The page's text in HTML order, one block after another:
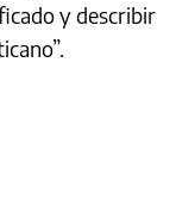
y describir